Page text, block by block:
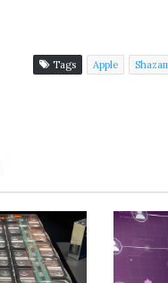
Tags Apple